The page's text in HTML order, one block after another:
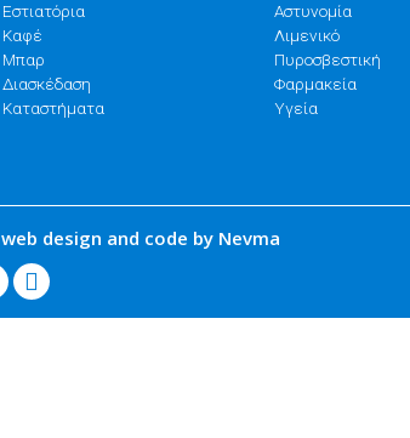
Εστιατόρια
Καφέ
Μπαρ
Διασκέδαση
Καταστήματα
Αστυνομία
Λιμενικό
Πυροσβεστική
Φαρμακεία
Υγεία
web design and code by Nevma
